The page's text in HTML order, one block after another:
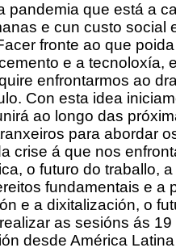
pandemia que está a
e cun custo social
fronte ao que
e a tecnoloxía,
enfrontarmos ao
Con esta idea
ao longo das
para abordar
crise á que nos
o futuro do traballo,
fundamentais e a
e a dixitalización, o
as sesións ás
desde América Latina